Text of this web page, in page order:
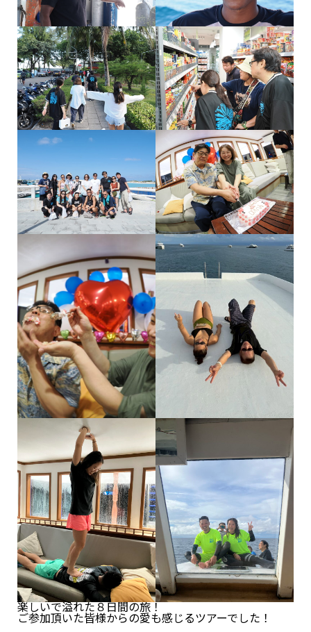
楽しいで溢れた８日間の旅！
ご参加頂いた皆様からの愛も感じるツアーでした！